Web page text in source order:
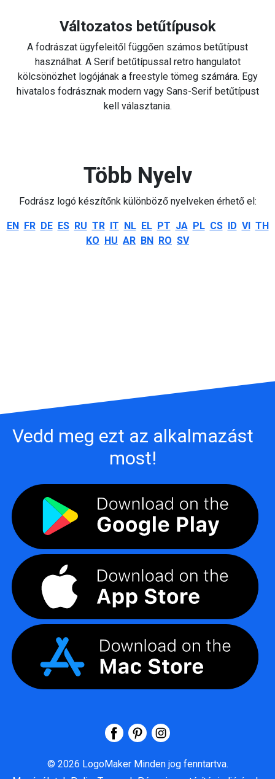
Változatos betűtípusok
A fodrászat ügyfeleitől függően számos betűtípust
használhat. A Serif betűtípussal retro hangulatot
kölcsönözhet logójának a freestyle tömeg számára. Egy
hivatalos fodrásznak modern vagy Sans-Serif betűtípust
kell választania.
Több Nyelv
Fodrász logó készítőnk különböző nyelveken érhető el:
EN FR DE ES RU TR IT NL EL PT JA PL CS ID VI TH
KO HU AR BN RO SV
Vedd meg ezt az alkalmazást
most!
© 2026 LogoMaker Minden jog fenntartva.